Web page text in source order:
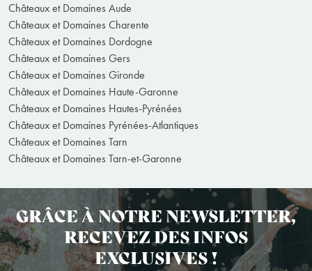
Châteaux et Domaines Aude
Châteaux et Domaines Charente
Châteaux et Domaines Dordogne
Châteaux et Domaines Gers
Châteaux et Domaines Gironde
Châteaux et Domaines Haute-Garonne
Châteaux et Domaines Hautes-Pyrénées
Châteaux et Domaines Pyrénées-Atlantiques
Châteaux et Domaines Tarn
Châteaux et Domaines Tarn-et-Garonne
GRÂCE À NOTRE NEWSLETTER,
RECEVEZ DES INFOS
EXCLUSIVES !